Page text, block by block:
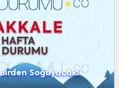
Soğuyacak!